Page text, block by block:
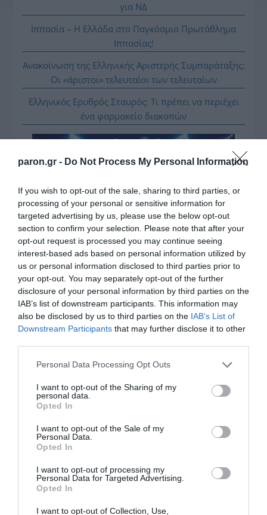
paron.gr - Do Not Process My Personal Information
If you wish to opt-out of the sale, sharing to third parties, or
processing of your personal or sensitive information for
targeted advertising by us, please use the below opt-out
section to confirm your selection. Please note that after your
opt-out request is processed you may continue seeing
interest-based ads based on personal information utilized by
us or personal information disclosed to third parties prior to
your opt-out. You may separately opt-out of the further
disclosure of your personal information by third parties on the
IAB’s list of downstream participants. This information may
also be disclosed by us to third parties on the IAB’s List of
Downstream Participants that may further disclose it to other
Please note that this website/app uses one or more Google
not limited to your visit or usage behaviour. You may click to
grant or deny consent to Google and its third-party tags to
use your data for below specified purposes in below Google
consent section.
Personal Data Processing Opt Outs
I want to opt-out of the Sharing of my
personal data.
Opted In
I want to opt-out of the Sale of my
Personal Data.
Opted In
I want to opt-out of processing my
Personal Data for Targeted Advertising.
Opted In
I want to opt-out of Collection, Use,
για ΝΔ
Ιππασία – Η Ελλάδα στο Παγκόσμιο Πρωτάθλημα
Ιππασίας!
Ανακοίνωση της Ελληνικής Αριστερής Συμπαράταξης:
Οι «άριστοι» τελευταίοι των τελευταίων
Ελληνικός Ερυθρός Σταυρός: Τι πρέπει να περιέχει
ένα φαρμακείο διακοπών
ΔΕΙΤΕ ΤΗΝ ΚΙΝΗΣΗ ΣΤΟΥΣ ΔΡΌΜΟΥΣ
Κίνηση Τώρα: Live Χάρτης Αθήνας
ΠΑΤΗΣΤΕ ΓΙΑ LIVE ΚΙΝΗΣΗ
Live ενημέρωση για Κηφισό, Αττική Οδό και κέντρο Αθήνας από το